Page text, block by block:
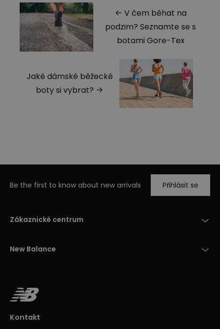
← V čem běhat na
podzim? Seznamte se s
botami Gore-Tex
Jaké dámské běžecké
boty si vybrat? →
Be the first to know about new arrivals Přihlásit se
Zákaznické centrum
New Balance
Kontakt